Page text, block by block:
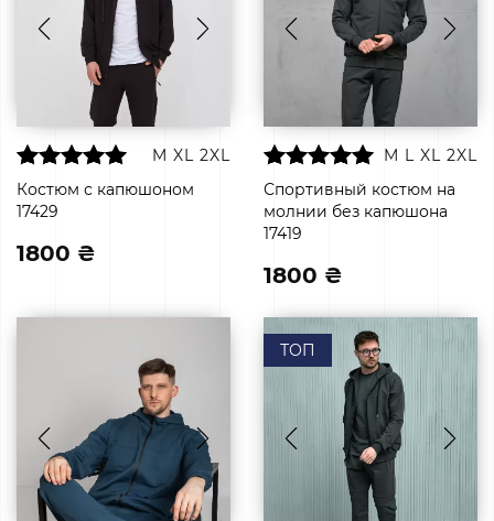
M XL 2XL
Костюм с капюшоном
17429
1800 ₴
M L XL 2XL
Спортивный костюм на
молнии без капюшона
17419
1800 ₴
ТОП